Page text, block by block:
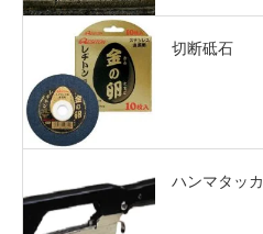
切断砥石
ハンマタッカ